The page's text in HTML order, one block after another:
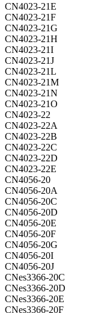
CN4023-21E
CN4023-21F
CN4023-21G
CN4023-21H
CN4023-21I
CN4023-21J
CN4023-21L
CN4023-21M
CN4023-21N
CN4023-21O
CN4023-22
CN4023-22A
CN4023-22B
CN4023-22C
CN4023-22D
CN4023-22E
CN4056-20
CN4056-20A
CN4056-20C
CN4056-20D
CN4056-20E
CN4056-20F
CN4056-20G
CN4056-20I
CN4056-20J
CNes3366-20C
CNes3366-20D
CNes3366-20E
CNes3366-20F